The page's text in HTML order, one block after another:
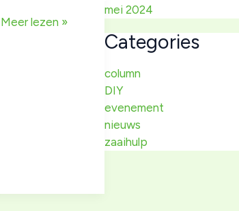
PDC,
Meer lezen »
mei 2024
Categories
column
DIY
evenement
nieuws
zaaihulp